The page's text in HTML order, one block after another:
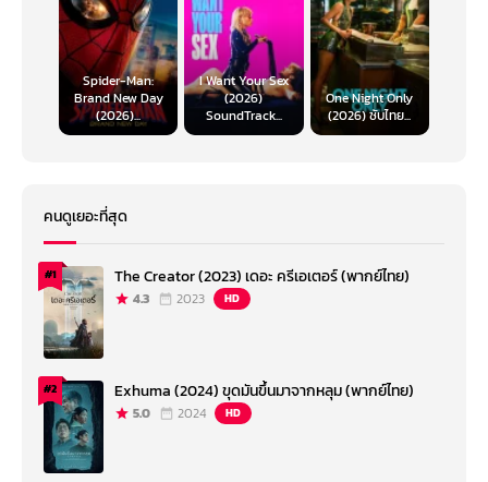
Spider-Man:
Brand New Day
(2026)...
I Want Your Sex
(2026)
SoundTrack...
One Night Only
(2026) ซับไทย...
คนดูเยอะที่สุด
#1 The Creator (2023) เดอะ ครีเอเตอร์ (พากย์ไทย)
4.3 2023 HD
#2 Exhuma (2024) ขุดมันขึ้นมาจากหลุม (พากย์ไทย)
5.0 2024 HD